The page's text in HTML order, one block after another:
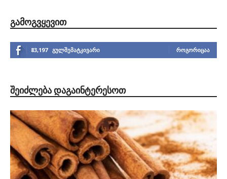
ᲒᲐᲛᲝᲒᲕᲧᲔᲕᲘᲗ
83,197 გულშემატკივარი ᲠᲝᲒᲝᲠᲘᲪᲐᲐ
ᲨᲔᲘᲫᲚᲔᲑᲐ ᲓᲐᲒᲐᲘᲜᲢᲔᲠᲔᲡᲝᲗ